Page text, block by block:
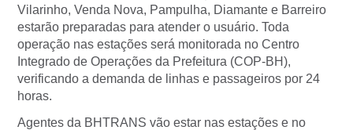
Vilarinho, Venda Nova, Pampulha, Diamante e Barreiro
estarão preparadas para atender o usuário. Toda
operação nas estações será monitorada no Centro
Integrado de Operações da Prefeitura (COP-BH),
verificando a demanda de linhas e passageiros por 24
horas.
Agentes da BHTRANS vão estar nas estações e no